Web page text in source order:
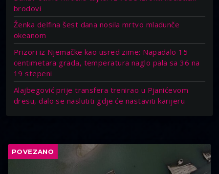
brodovi
Ženka delfina šest dana nosila mrtvo mladunče
okeanom
Prizori iz Njemačke kao usred zime: Napadalo 15
centimetara grada, temperatura naglo pala sa 36 na
19 stepeni
Alajbegović prije transfera trenirao u Pjanićevom
dresu, dalo se naslutiti gdje će nastaviti karijeru
POVEZANO